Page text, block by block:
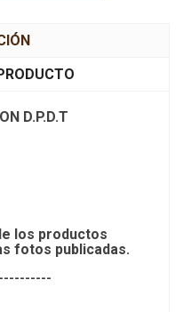
D.P.D.T
los productos
fotos publicadas.